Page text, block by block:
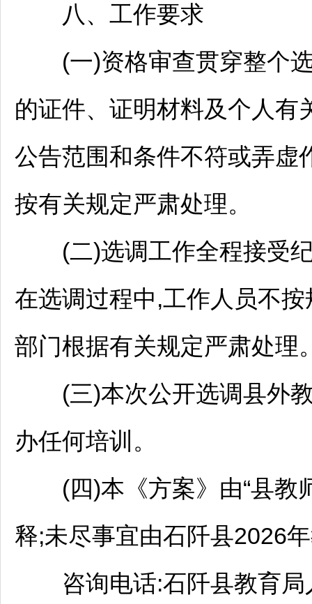
八、工作要求
(一)资格审查贯穿整个选
的证件、证明材料及个人有
公告范围和条件不符或弄虚
按有关规定严肃处理。
(二)选调工作全程接受纪
在选调过程中,工作人员不
部门根据有关规定严肃处理
(三)本次公开选调县外
办任何培训。
(四)本《方案》由“县教
释;未尽事宜由石阡县2026年
咨询电话:石阡县教育